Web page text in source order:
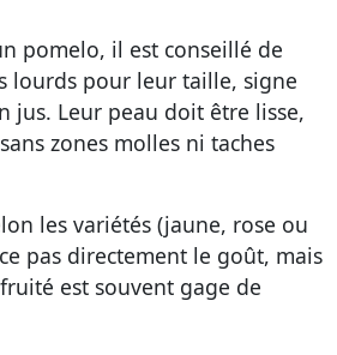
pomelo, il est conseillé de
lourds pour leur taille, signe
jus. Leur peau doit être lisse,
zones molles ni taches
les variétés (jaune, rose ou
pas directement le goût, mais
est souvent gage de